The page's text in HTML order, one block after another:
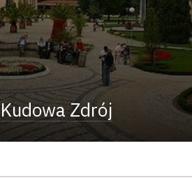
Kudowa Zdrój